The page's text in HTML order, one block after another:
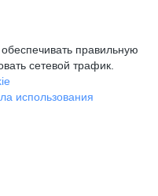
правильную
сетевой трафик.
использования